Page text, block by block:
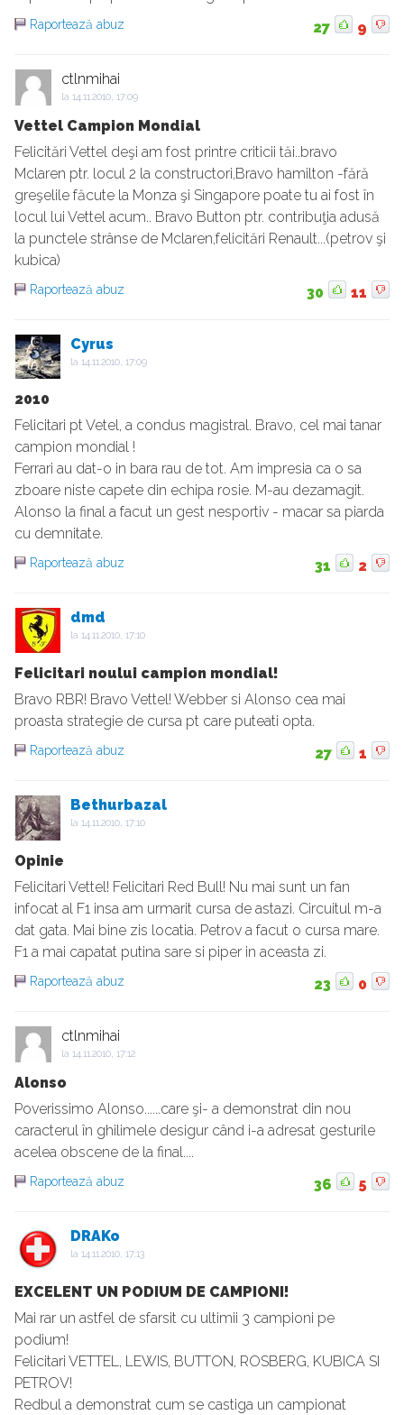
Raportează abuz 27 9
ctlnmihai
la 14.11.2010, 17:09
Vettel Campion Mondial
Felicitări Vettel deşi am fost printre criticii tăi..bravo
Mclaren ptr. locul 2 la constructori,Bravo hamilton -fără
greşelile făcute la Monza şi Singapore poate tu ai fost în
locul lui Vettel acum.. Bravo Button ptr. contribuţia adusă
la punctele strânse de Mclaren,felicitări Renault...(petrov şi
kubica)
Raportează abuz 30 11
Cyrus
la 14.11.2010, 17:09
2010
Felicitari pt Vetel, a condus magistral. Bravo, cel mai tanar
campion mondial !
Ferrari au dat-o in bara rau de tot. Am impresia ca o sa
zboare niste capete din echipa rosie. M-au dezamagit.
Alonso la final a facut un gest nesportiv - macar sa piarda
cu demnitate.
Raportează abuz 31 2
dmd
la 14.11.2010, 17:10
Felicitari noului campion mondial!
Bravo RBR! Bravo Vettel! Webber si Alonso cea mai
proasta strategie de cursa pt care puteati opta.
Raportează abuz 27 1
Bethurbazal
la 14.11.2010, 17:10
Opinie
Felicitari Vettel! Felicitari Red Bull! Nu mai sunt un fan
infocat al F1 insa am urmarit cursa de astazi. Circuitul m-a
dat gata. Mai bine zis locatia. Petrov a facut o cursa mare.
F1 a mai capatat putina sare si piper in aceasta zi.
Raportează abuz 23 0
ctlnmihai
la 14.11.2010, 17:12
Alonso
Poverissimo Alonso......care şi- a demonstrat din nou
caracterul în ghilimele desigur când i-a adresat gesturile
acelea obscene de la final....
Raportează abuz 36 5
DRAKo
la 14.11.2010, 17:13
EXCELENT UN PODIUM DE CAMPIONI!
Mai rar un astfel de sfarsit cu ultimii 3 campioni pe
podium!
Felicitari VETTEL, LEWIS, BUTTON, ROSBERG, KUBICA SI
PETROV!
Redbul a demonstrat cum se castiga un campionat